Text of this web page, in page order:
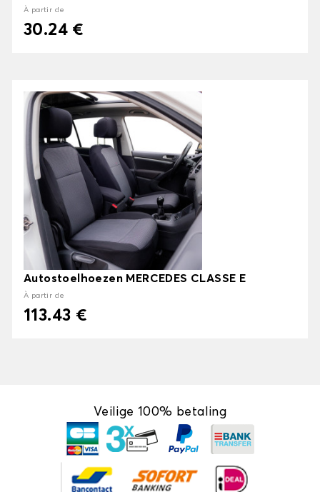
À partir de
30.24 €
Autostoelhoezen MERCEDES CLASSE E
À partir de
113.43 €
Veilige 100% betaling